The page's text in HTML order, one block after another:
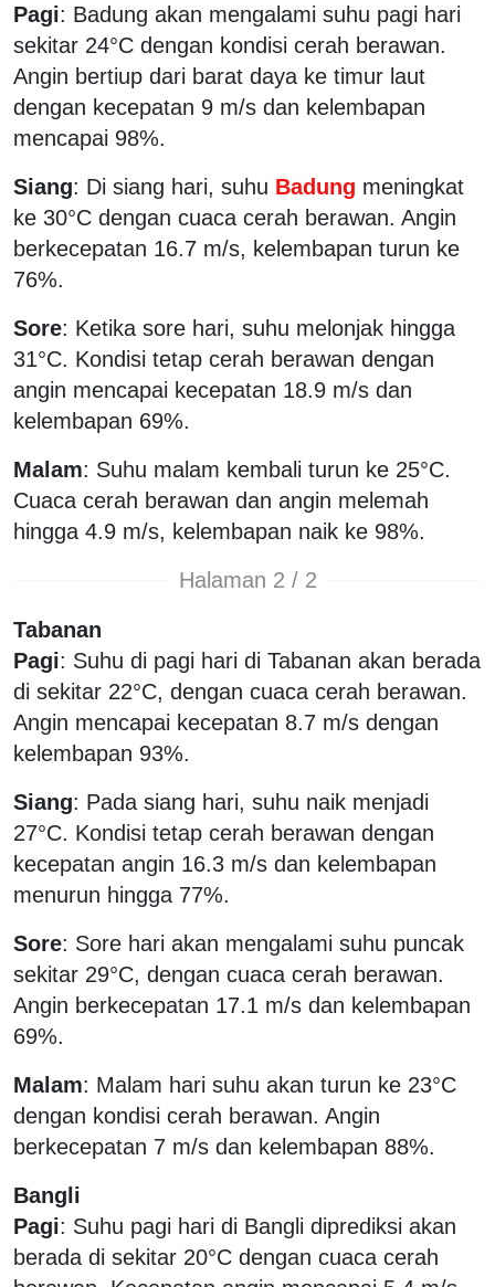
Pagi: Badung akan mengalami suhu pagi hari
sekitar 24°C dengan kondisi cerah berawan.
Angin bertiup dari barat daya ke timur laut
dengan kecepatan 9 m/s dan kelembapan
mencapai 98%.
Siang: Di siang hari, suhu Badung meningkat
ke 30°C dengan cuaca cerah berawan. Angin
berkecepatan 16.7 m/s, kelembapan turun ke
76%.
Sore: Ketika sore hari, suhu melonjak hingga
31°C. Kondisi tetap cerah berawan dengan
angin mencapai kecepatan 18.9 m/s dan
kelembapan 69%.
Malam: Suhu malam kembali turun ke 25°C.
Cuaca cerah berawan dan angin melemah
hingga 4.9 m/s, kelembapan naik ke 98%.
Halaman 2 / 2
Tabanan
Pagi: Suhu di pagi hari di Tabanan akan berada
di sekitar 22°C, dengan cuaca cerah berawan.
Angin mencapai kecepatan 8.7 m/s dengan
kelembapan 93%.
Siang: Pada siang hari, suhu naik menjadi
27°C. Kondisi tetap cerah berawan dengan
kecepatan angin 16.3 m/s dan kelembapan
menurun hingga 77%.
Sore: Sore hari akan mengalami suhu puncak
sekitar 29°C, dengan cuaca cerah berawan.
Angin berkecepatan 17.1 m/s dan kelembapan
69%.
Malam: Malam hari suhu akan turun ke 23°C
dengan kondisi cerah berawan. Angin
berkecepatan 7 m/s dan kelembapan 88%.
Bangli
Pagi: Suhu pagi hari di Bangli diprediksi akan
berada di sekitar 20°C dengan cuaca cerah